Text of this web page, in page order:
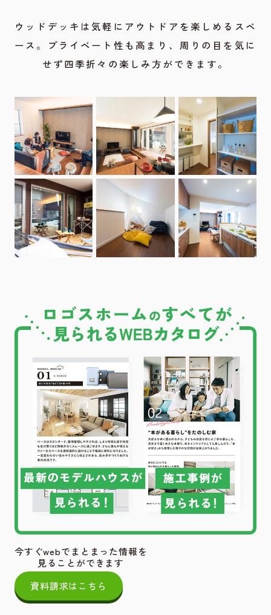
ウッドデッキは気軽にアウトドアを楽しめるスペ
ース。プライベート性も高まり、周りの目を気に
せず四季折々の楽しみ方ができます。
今すぐwebでまとまった情報を
見ることができます
資料請求はこちら